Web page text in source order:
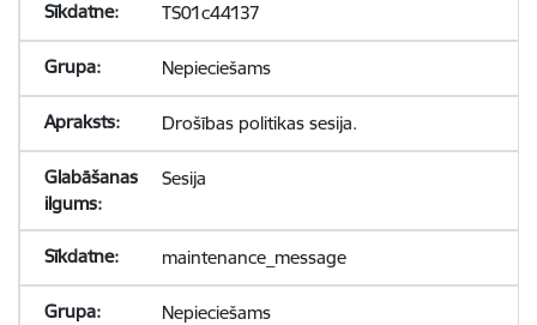
TS01c44137
Nepieciešams
Drošības politikas sesija.
Sesija
maintenance_message
Nepieciešams